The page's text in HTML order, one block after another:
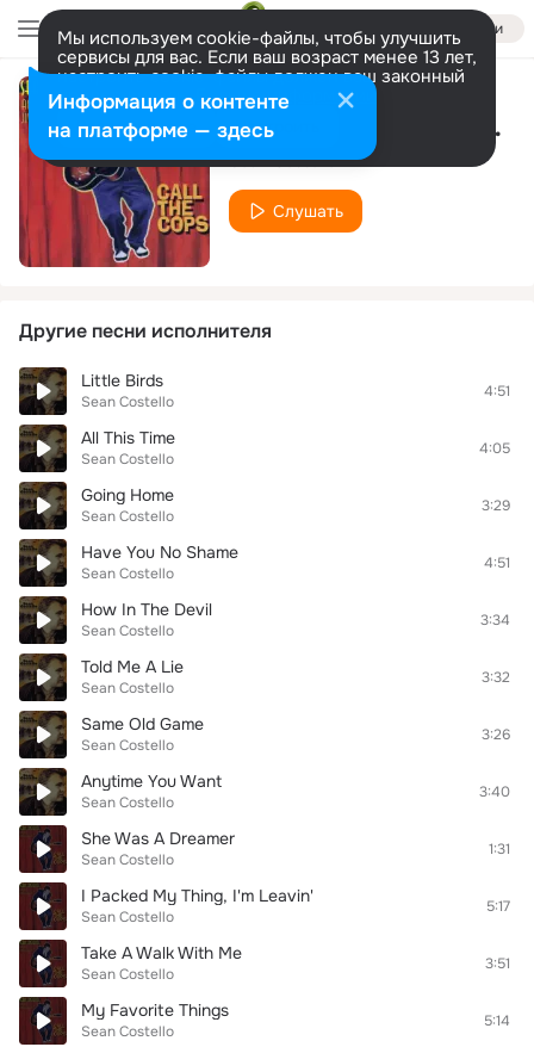
Войти
Мы используем cookie-файлы, чтобы улучшить
сервисы для вас. Если ваш возраст менее 13 лет,
настроить cookie-файлы должен ваш законный
представитель. Больше информации
Разрешить все Настроить Everybody Wants Her
Sean Costello
Слушать
Другие песни исполнителя
Little Birds
Sean Costello
4:51
All This Time
Sean Costello
4:05
Going Home
Sean Costello
3:29
Have You No Shame
Sean Costello
4:51
How In The Devil
Sean Costello
3:34
Told Me A Lie
Sean Costello
3:32
Same Old Game
Sean Costello
3:26
Anytime You Want
Sean Costello
3:40
She Was A Dreamer
Sean Costello
1:31
I Packed My Thing, I'm Leavin'
Sean Costello
5:17
Take A Walk With Me
Sean Costello
3:51
My Favorite Things
Sean Costello
5:14
Информация о контенте
на платформе — здесь